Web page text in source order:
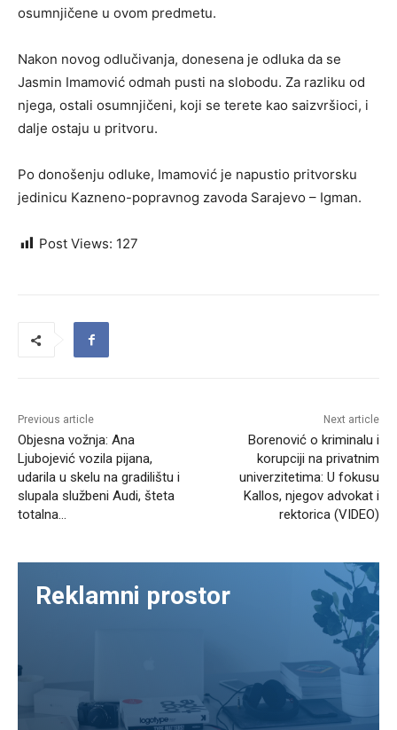
osumnjičene u ovom predmetu.
Nakon novog odlučivanja, donesena je odluka da se
Jasmin Imamović odmah pusti na slobodu. Za razliku od
njega, ostali osumnjičeni, koji se terete kao saizvršioci, i
dalje ostaju u pritvoru.
Po donošenju odluke, Imamović je napustio pritvorsku
jedinicu Kazneno-popravnog zavoda Sarajevo – Igman.
Post Views: 127
Previous article
Objesna vožnja: Ana
Ljubojević vozila pijana,
udarila u skelu na gradilištu i
slupala službeni Audi, šteta
totalna…
Next article
Borenović o kriminalu i
korupciji na privatnim
univerzitetima: U fokusu
Kallos, njegov advokat i
rektorica (VIDEO)
Reklamni prostor